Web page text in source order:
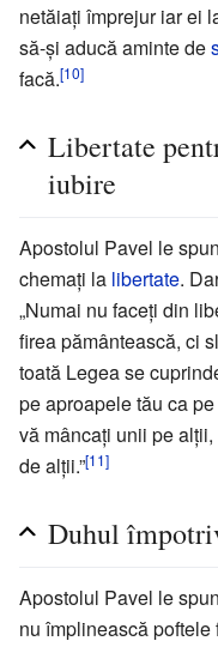
netăiați împrejur iar ei
să-și aducă aminte de
facă.[10]
Libertate
iubire
Apostolul Pavel le
chemați la libertate.
„Numai nu faceți din
firea pământească, ci
toată Legea se
pe aproapele tău ca
vă mâncați unii pe
de alții.”[11]
Duhul
Apostolul Pavel le
nu împlinească